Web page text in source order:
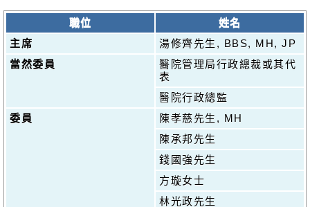
們
聯
們
職位
姓名
主席
湯修齊先生, BBS, MH, JP
當然委員
醫院管理局行政總裁或其代
表
醫院行政總監
委員
陳孝慈先生, MH
陳承邦先生
錢國強先生
方璇女士
林光政先生